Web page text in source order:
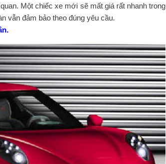
Một chiếc xe mới sẽ mất giá rất nhanh trong
vẫn đảm bảo theo đúng yêu cầu.